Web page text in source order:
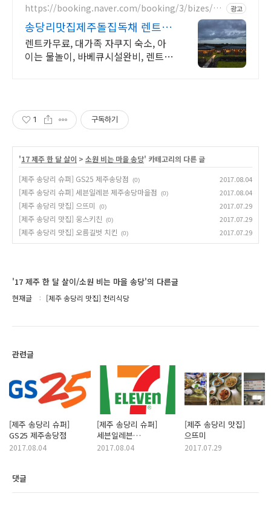
서 소원초 체험까지
https://booking.naver.com/booking/3/bizes/97
광고
송당리맛집제주돌집독채 렌트카
무료 이벤트중
렌트카무료, 대가족 자쿠지 숙소, 아
이는 물놀이, 바베큐시설완비, 렌트카
1 구독하기
'17 제주 한 달 살이 > 소원 비는 마을 송당' 카테고리의 다른 글
[제주 송당리 슈퍼] GS25 제주송당점
(0) 2017.08.04
[제주 송당리 슈퍼] 세븐일레븐 제주송당마을점 (0) 2017.08.04
[제주 송당리 맛집] 으뜨미 (0) 2017.07.29
[제주 송당리 맛집] 웅스키친 (0) 2017.07.29
[제주 송당리 맛집] 오름길벗 치킨 (0) 2017.07.29
'17 제주 한 달 살이/소원 비는 마을 송당'의 다른글
현재글 [제주 송당리 맛집] 천리식당
관련글
[제주 송당리 슈퍼]
GS25 제주송당점
2017.08.04
[제주 송당리 슈퍼]
세븐일레븐
제주송당마을점
2017.08.04
[제주 송당리 맛집]
으뜨미
2017.07.29
댓글